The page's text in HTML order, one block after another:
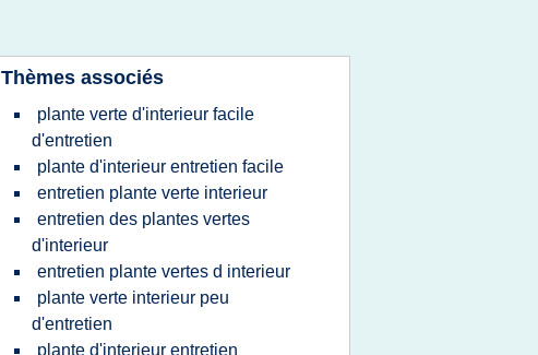
Thèmes associés
plante verte d'interieur facile
d'entretien
plante d'interieur entretien facile
entretien plante verte interieur
entretien des plantes vertes
d'interieur
entretien plante vertes d interieur
plante verte interieur peu
d'entretien
plante d'interieur entretien